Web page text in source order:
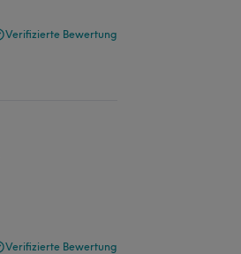
Verifizierte Bewertung
Verifizierte Bewertung